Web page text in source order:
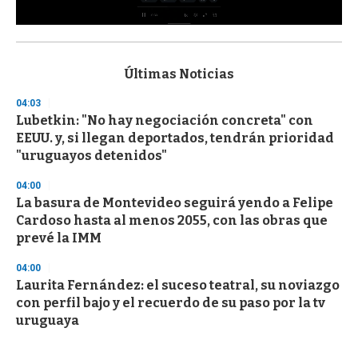
s
d
s
o
f
3
s
e
c
o
n
d
Últimas Noticias
04:03
Lubetkin: "No hay negociación concreta" con
EEUU. y, si llegan deportados, tendrán prioridad
"uruguayos detenidos"
04:00
La basura de Montevideo seguirá yendo a Felipe
Cardoso hasta al menos 2055, con las obras que
prevé la IMM
04:00
Laurita Fernández: el suceso teatral, su noviazgo
con perfil bajo y el recuerdo de su paso por la tv
uruguaya